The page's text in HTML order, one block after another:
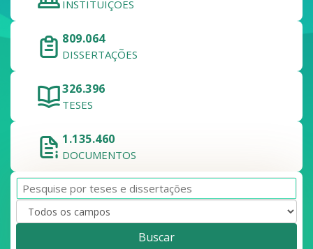
INSTITUIÇÕES
809.064
DISSERTAÇÕES
326.396
TESES
1.135.460
DOCUMENTOS
Buscar